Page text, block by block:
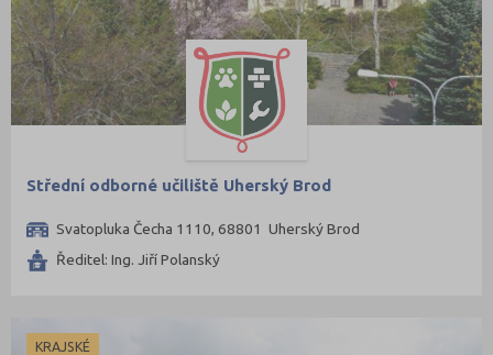
Střední odborné učiliště Uherský Brod
Svatopluka Čecha 1110, 68801 Uherský Brod
Ředitel: Ing. Jiří Polanský
KRAJSKÉ